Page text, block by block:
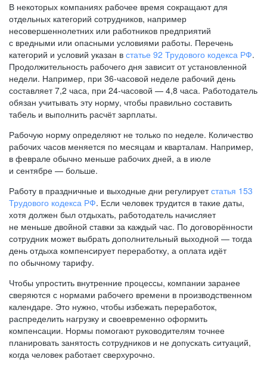
В некоторых компаниях рабочее время сокращают для
отдельных категорий сотрудников, например
несовершеннолетних или работников предприятий
с вредными или опасными условиями работы. Перечень
категорий и условий указан в статье 92 Трудового кодекса РФ.
Продолжительность рабочего дня зависит от установленной
недели. Например, при 36-часовой неделе рабочий день
составляет 7,2 часа, при 24-часовой — 4,8 часа. Работодатель
обязан учитывать эту норму, чтобы правильно составить
табель и выполнить расчёт зарплаты.
Рабочую норму определяют не только по неделе. Количество
рабочих часов меняется по месяцам и кварталам. Например,
в феврале обычно меньше рабочих дней, а в июле
и сентябре — больше.
Работу в праздничные и выходные дни регулируетстатья 153
Трудового кодекса РФ. Если человек трудится в такие даты,
хотя должен был отдыхать, работодатель начисляет
не меньше двойной ставки за каждый час. По договорённости
сотрудник может выбрать дополнительный выходной — тогда
день отдыха компенсирует переработку, а оплата идёт
по обычному тарифу.
Чтобы упростить внутренние процессы, компании заранее
сверяются с нормами рабочего времени в производственном
календаре. Это нужно, чтобы избежать переработок,
распределить нагрузку и своевременно оформить
компенсации. Нормы помогают руководителям точнее
планировать занятость сотрудников и не допускать ситуаций,
когда человек работает сверхурочно.